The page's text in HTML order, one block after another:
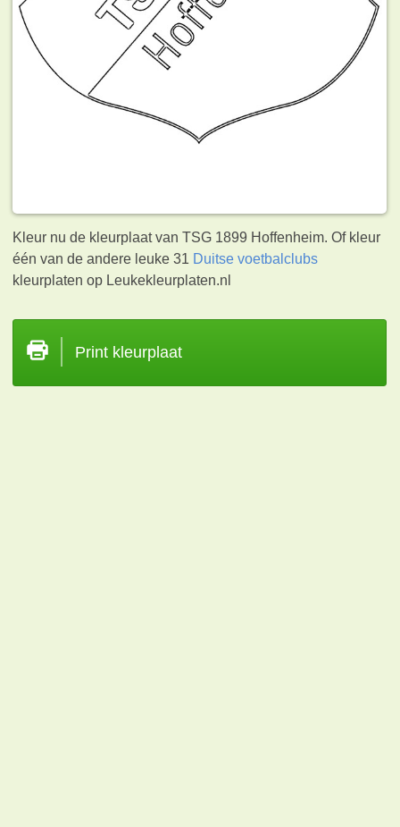
Kleur nu de kleurplaat van TSG 1899 Hoffenheim. Of kleur
één van de andere leuke 31 Duitse voetbalclubs
kleurplaten op Leukekleurplaten.nl
Print kleurplaat